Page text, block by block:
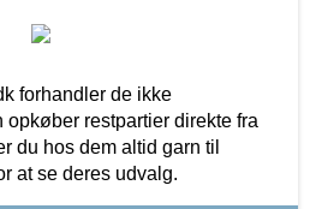
forhandler de ikke
opkøber restpartier direkte fra
du hos dem altid garn til
at se deres udvalg.